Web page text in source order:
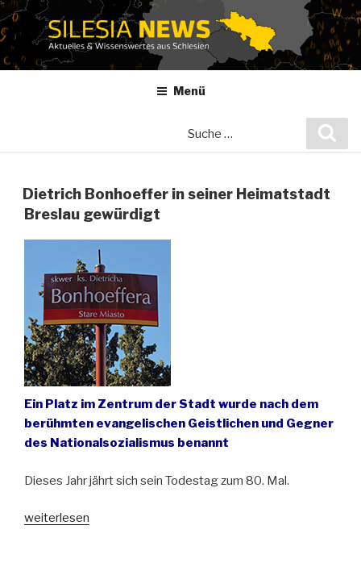
Zum
Inhalt
springen
Menü
Dietrich Bonhoeffer in seiner Heimatstadt
Breslau gewürdigt
Ein Platz im Zentrum der Stadt wurde nach dem
berühmten evangelischen Geistlichen und Gegner
des Nationalsozialismus benannt
Dieses Jahr jährt sich sein Todestag zum 80. Mal.
„Dietrich
weiterlesen